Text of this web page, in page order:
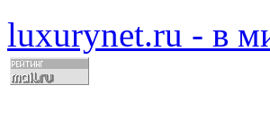
luxurynet.ru - в